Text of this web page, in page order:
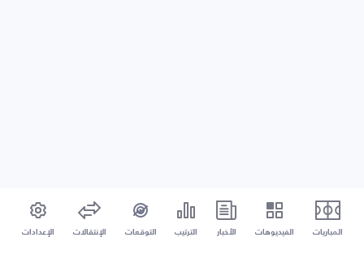
المباريات الفيديوهات الأخبار الترتيب التوقعات الإنتقالات الإعدادات